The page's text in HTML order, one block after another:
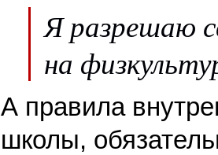
Я разрешаю
на
А правила
школы,